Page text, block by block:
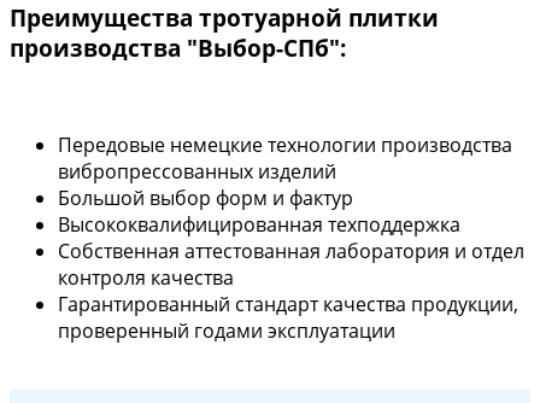
Преимущества тротуарной плитки
производства "Выбор-СПб":
Передовые немецкие технологии производства
вибропрессованных изделий
Большой выбор форм и фактур
Высококвалифицированная техподдержка
Собственная аттестованная лаборатория и отдел
контроля качества
Гарантированный стандарт качества продукции,
проверенный годами эксплуатации